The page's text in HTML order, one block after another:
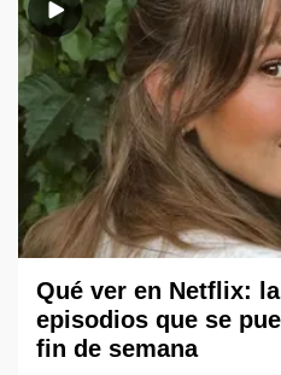
Qué ver en Netflix:
episodios que se
fin de semana